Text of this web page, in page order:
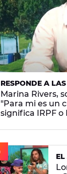
RESPONDE A
Marina Rivers,
"Para mi es un
significa IRPF o